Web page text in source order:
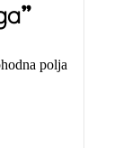
polja